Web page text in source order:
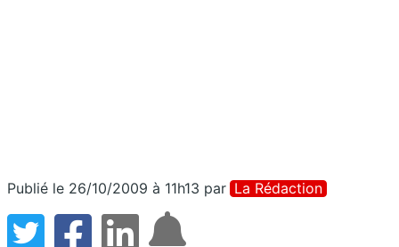
Publié le 26/10/2009 à 11h13 par La Rédaction